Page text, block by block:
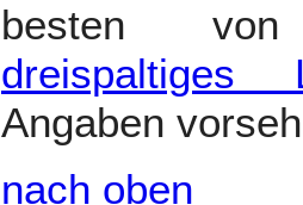
besten
dreispaltiges
Angaben
nach oben